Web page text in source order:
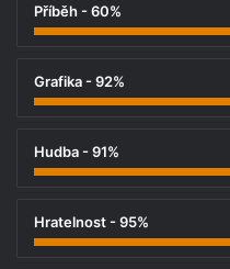
Příběh - 60%
Grafika - 92%
Hudba - 91%
Hratelnost - 95%